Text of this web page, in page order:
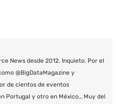
News desde 2012. Inquieto. Por el
@BigDataMagazine y
de cientos de eventos
Portugal y otro en México… Muy del